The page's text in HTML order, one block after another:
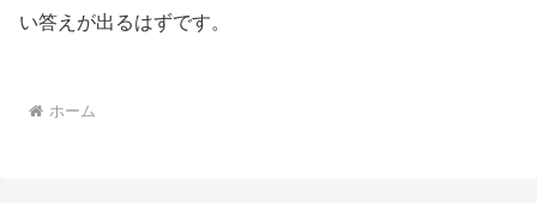
い答えが出るはずです。
ホーム